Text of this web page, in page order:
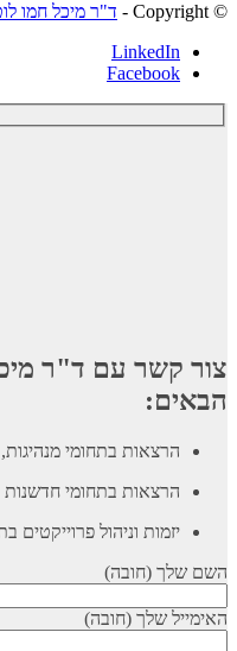
© ‫Copyright -
ד"ר מיכל חמו
LinkedIn
Facebook
צור קשר עם ד"ר
הבאים:
הרצאות בתחומי מנהיגות,
הרצאות בתחומי חדשנות
יזמות וניהול פרוייקטים
השם שלך (חובה)
האימייל שלך (חובה)